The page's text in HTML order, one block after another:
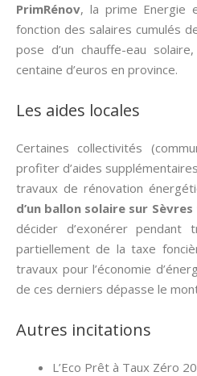
PrimRénov, la prime Energie
fonction des salaires cumulés
pose d’un chauffe-eau
centaine d’euros en province.
Les aides locales
Certaines collectivités
profiter d’aides
travaux de rénovation
d’un ballon solaire sur Sèvres
décider d’exonérer pendant
partiellement de la taxe
travaux pour l’économie
de ces derniers dépasse le
Autres incitations
L’Eco Prêt à Taux Zéro